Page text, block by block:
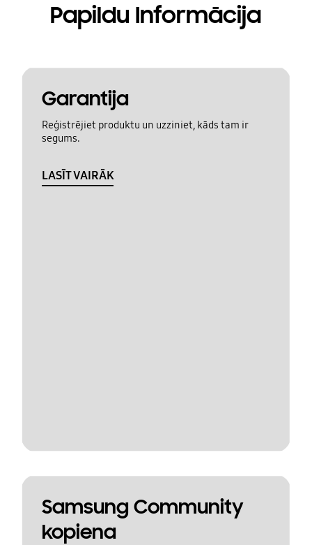
Papildu Informācija
Garantija
Reģistrējiet produktu un uzziniet, kāds tam ir
segums.
LASĪT VAIRĀK
Samsung Community
kopiena